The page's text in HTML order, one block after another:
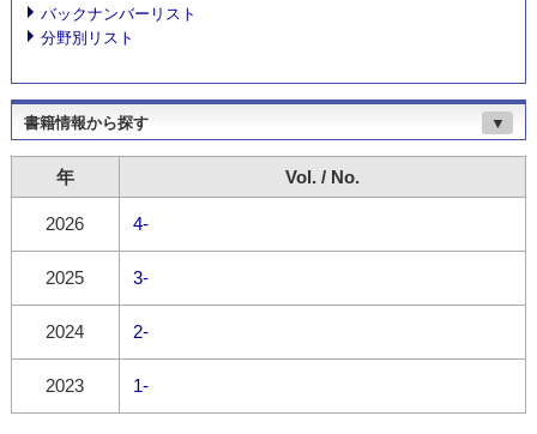
バックナンバーリスト
分野別リスト
書籍情報から探す ▼
年 Vol. / No.
2026 4-
2025 3-
2024 2-
2023 1-